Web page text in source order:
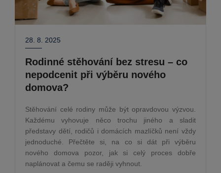
28. 8. 2025
Rodinné stěhování bez stresu – co
nepodcenit při výběru nového
domova?
Stěhování celé rodiny může být opravdovou výzvou.
Každému vyhovuje něco trochu jiného a sladit
představy dětí, rodičů i domácích mazlíčků není vždy
jednoduché. Přečtěte si, na co si dát při výběru
nového domova pozor, jak si celý proces dobře
naplánovat a čemu se raději vyhnout.